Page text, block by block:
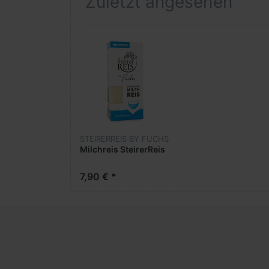
davon Zucker
STEIRERREIS BY FUCHS
Milchreis SteirerReis
7,90 € *